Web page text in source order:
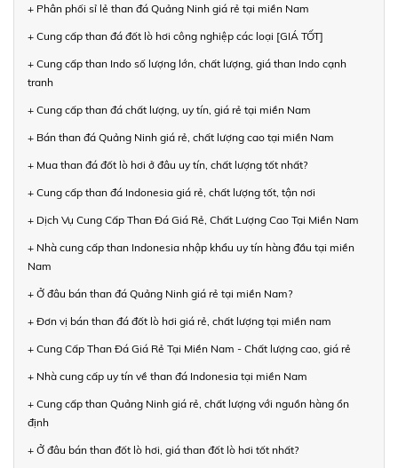
+ Phân phối sỉ lẻ than đá Quảng Ninh giá rẻ tại miền Nam
+ Cung cấp than đá đốt lò hơi công nghiệp các loại [GIÁ TỐT]
+ Cung cấp than Indo số lượng lớn, chất lượng, giá than Indo cạnh
tranh
+ Cung cấp than đá chất lượng, uy tín, giá rẻ tại miền Nam
+ Bán than đá Quảng Ninh giá rẻ, chất lượng cao tại miền Nam
+ Mua than đá đốt lò hơi ở đâu uy tín, chất lượng tốt nhất?
+ Cung cấp than đá Indonesia giá rẻ, chất lượng tốt, tận nơi
+ Dịch Vụ Cung Cấp Than Đá Giá Rẻ, Chất Lượng Cao Tại Miền Nam
+ Nhà cung cấp than Indonesia nhập khẩu uy tín hàng đầu tại miền
Nam
+ Ở đâu bán than đá Quảng Ninh giá rẻ tại miền Nam?
+ Đơn vị bán than đá đốt lò hơi giá rẻ, chất lượng tại miền nam
+ Cung Cấp Than Đá Giá Rẻ Tại Miền Nam - Chất lượng cao, giá rẻ
+ Nhà cung cấp uy tín về than đá Indonesia tại miền Nam
+ Cung cấp than Quảng Ninh giá rẻ, chất lượng với nguồn hàng ổn
định
+ Ở đâu bán than đốt lò hơi, giá than đốt lò hơi tốt nhất?